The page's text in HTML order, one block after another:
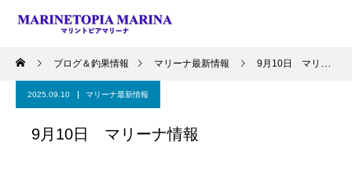
ブログ＆釣果情報 マリーナ最新情報 9月10日 マリーナ情報
2025.09.10 マリーナ最新情報
9月10日 マリーナ情報